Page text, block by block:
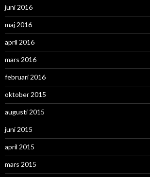
juni 2016
maj 2016
april 2016
mars 2016
februari 2016
oktober 2015
augusti 2015
juni 2015
april 2015
mars 2015